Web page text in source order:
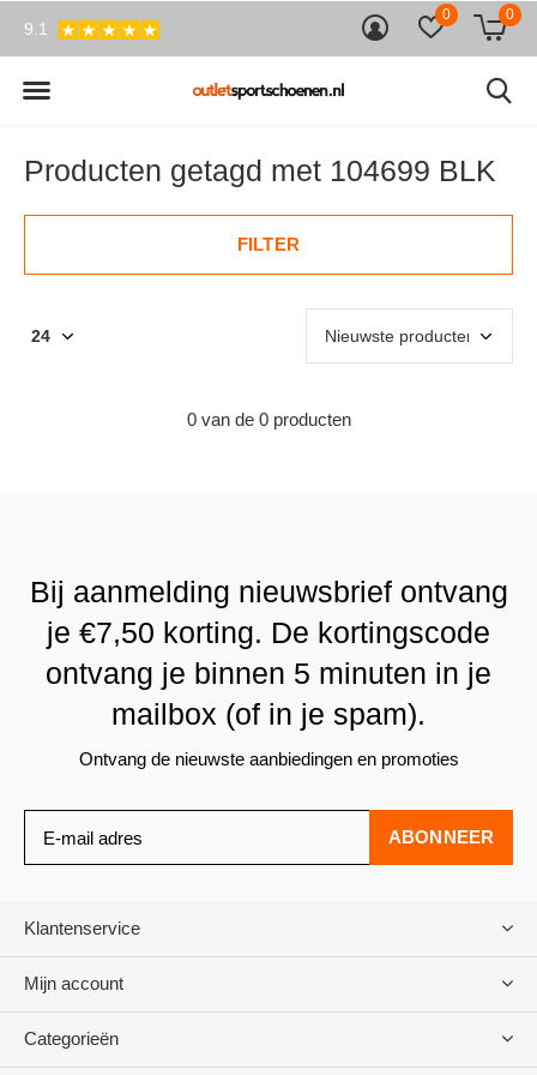
0 0
9.1
Producten getagd met 104699 BLK
FILTER
0 van de 0 producten
Bij aanmelding nieuwsbrief ontvang
je €7,50 korting. De kortingscode
ontvang je binnen 5 minuten in je
mailbox (of in je spam).
Ontvang de nieuwste aanbiedingen en promoties
ABONNEER
Klantenservice
Mijn account
Categorieën